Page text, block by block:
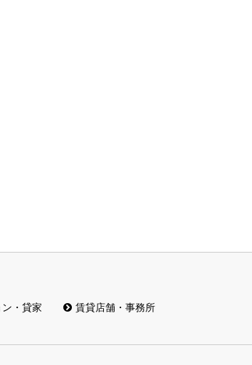
・貸家
賃貸店舗・事務所